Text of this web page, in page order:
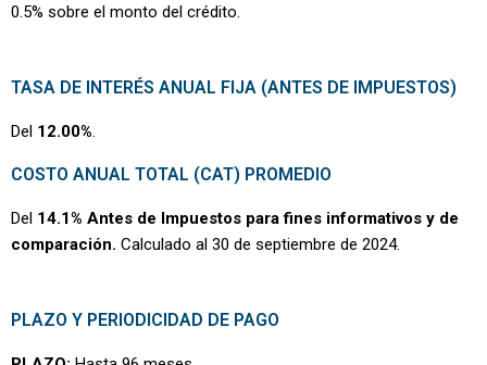
0.5% sobre el monto del crédito.
TASA DE INTERÉS ANUAL FIJA (ANTES DE IMPUESTOS)
Del 12.00%
COSTO ANUAL TOTAL (CAT) PROMEDIO
Del 14.1% Antes de Impuestos para fines informativos y de
comparación. Calculado al 30 de septiembre de 2024.
PLAZO Y PERIODICIDAD DE PAGO